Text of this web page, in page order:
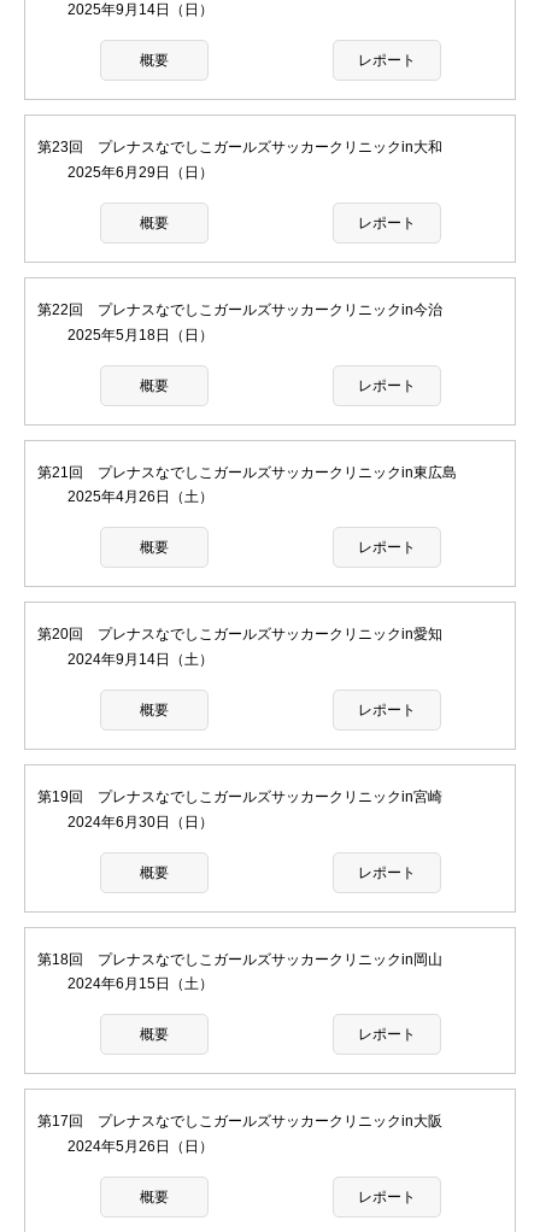
2025年9月14日（日）
概要 レポート
第23回 プレナスなでしこガールズサッカークリニックin大和
2025年6月29日（日）
概要 レポート
第22回 プレナスなでしこガールズサッカークリニックin今治
2025年5月18日（日）
概要 レポート
第21回 プレナスなでしこガールズサッカークリニックin東広島
2025年4月26日（土）
概要 レポート
第20回 プレナスなでしこガールズサッカークリニックin愛知
2024年9月14日（土）
概要 レポート
第19回 プレナスなでしこガールズサッカークリニックin宮崎
2024年6月30日（日）
概要 レポート
第18回 プレナスなでしこガールズサッカークリニックin岡山
2024年6月15日（土）
概要 レポート
第17回 プレナスなでしこガールズサッカークリニックin大阪
2024年5月26日（日）
概要 レポート